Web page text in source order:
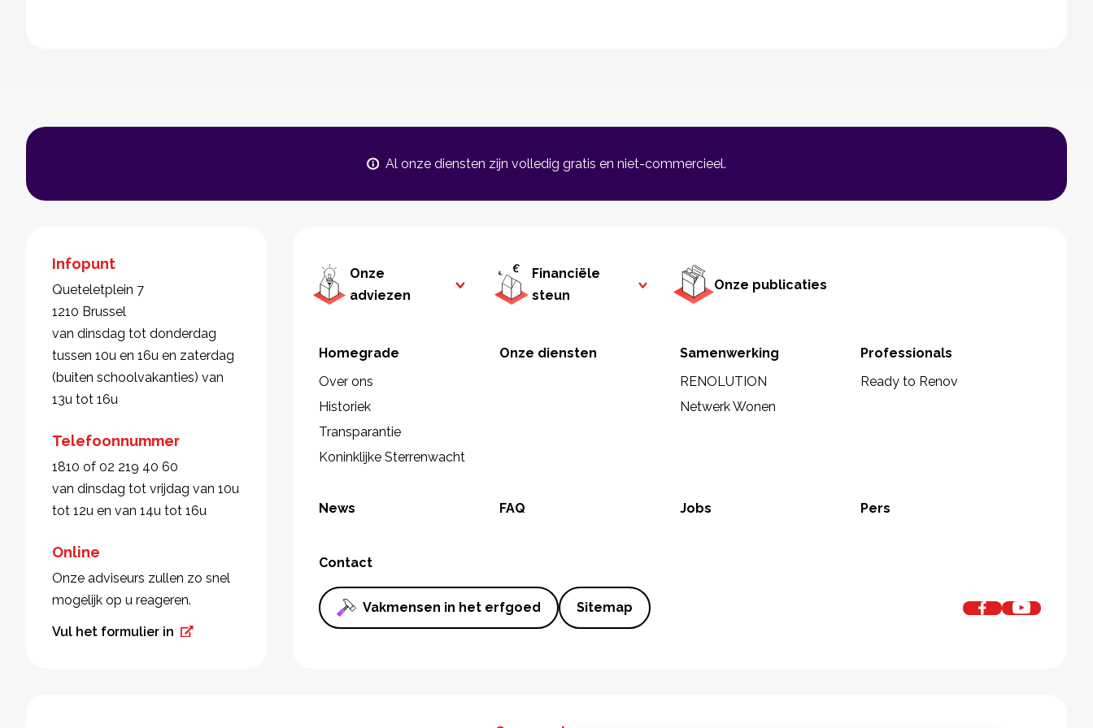
Al onze diensten zijn volledig gratis en niet-commercieel.
Infopunt
Queteletplein 7
1210 Brussel
van dinsdag tot donderdag
tussen 10u en 16u en zaterdag
(buiten schoolvakanties) van
13u tot 16u
Telefoonnummer
1810 of 02 219 40 60
van dinsdag tot vrijdag van 10u
tot 12u en van 14u tot 16u
Online
Onze adviseurs zullen zo snel
mogelijk op u reageren.
Vul het formulier in
Onze
adviezen
Financiële
steun
Onze publicaties
Homegrade
Over ons
Historiek
Transparantie
Koninklijke Sterrenwacht
Onze diensten
Samenwerking
RENOLUTION
Netwerk Wonen
Professionals
Ready to Renov
News FAQ Jobs Pers
Contact
Vakmensen in het erfgoed Sitemap